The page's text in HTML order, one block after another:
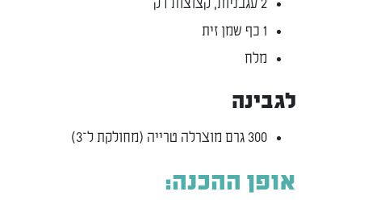
2 עגבניות, קצוצות דק
1 כף שמן זית
מלח
לגבינה
300 גרם מוצרלה טרייה (מחולקת ל־3)
אופן ההכנה: